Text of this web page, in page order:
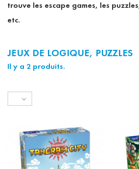
trouve les escape games, les
etc.
JEUX DE LOGIQUE, PUZZLES
Il y a 2 produits.
